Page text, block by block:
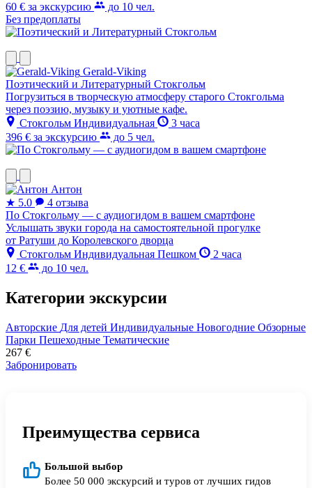
60 € за экскурсию
до 10 чел.
Без предоплаты
Gerald-Viking
Поэтический и Литературный Стокгольм
Погрузиться в творческую атмосферу старого Стокгольма
через поэзию, музыку и уютные кафе.
Стокгольм Индивидуальная
3 часа
396 € за экскурсию до 5 чел.
Антон
★ 5.0
4 отзыва
По Стокгольму — с аудиогидом в вашем смартфоне
Услышать звуки города на самостоятельной прогулке
от Ратуши до Королевского дворца
Стокгольм Индивидуальная Пешком
2 часа
12 €
до 10 чел.
Категории экскурсии
Авторские Для детей Индивидуальные Новогодние Обзорные
Парки Пешеходные Тематические
267 €
Забронировать
Преимущества сервиса
Большой выбор
Более 50 000 экскурсий и туров от лучших гидов